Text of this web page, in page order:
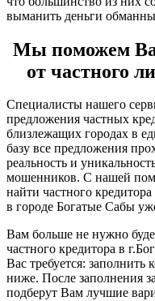
выманить деньги
Мы поможем
от частного
Специалисты нашего
предложения частных
близлежащих городах в
базу все предложения
реальность и
мошенников. С нашей
найти частного
в городе Богатые Сабы
Вам больше не нужно
частного кредитора в
Вас требуется: заполнить
ниже. После заполнения
подберут Вам лучшие